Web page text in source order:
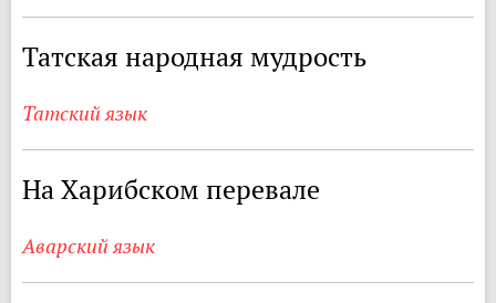
Татская народная мудрость
Татский язык
На Харибском перевале
Аварский язык